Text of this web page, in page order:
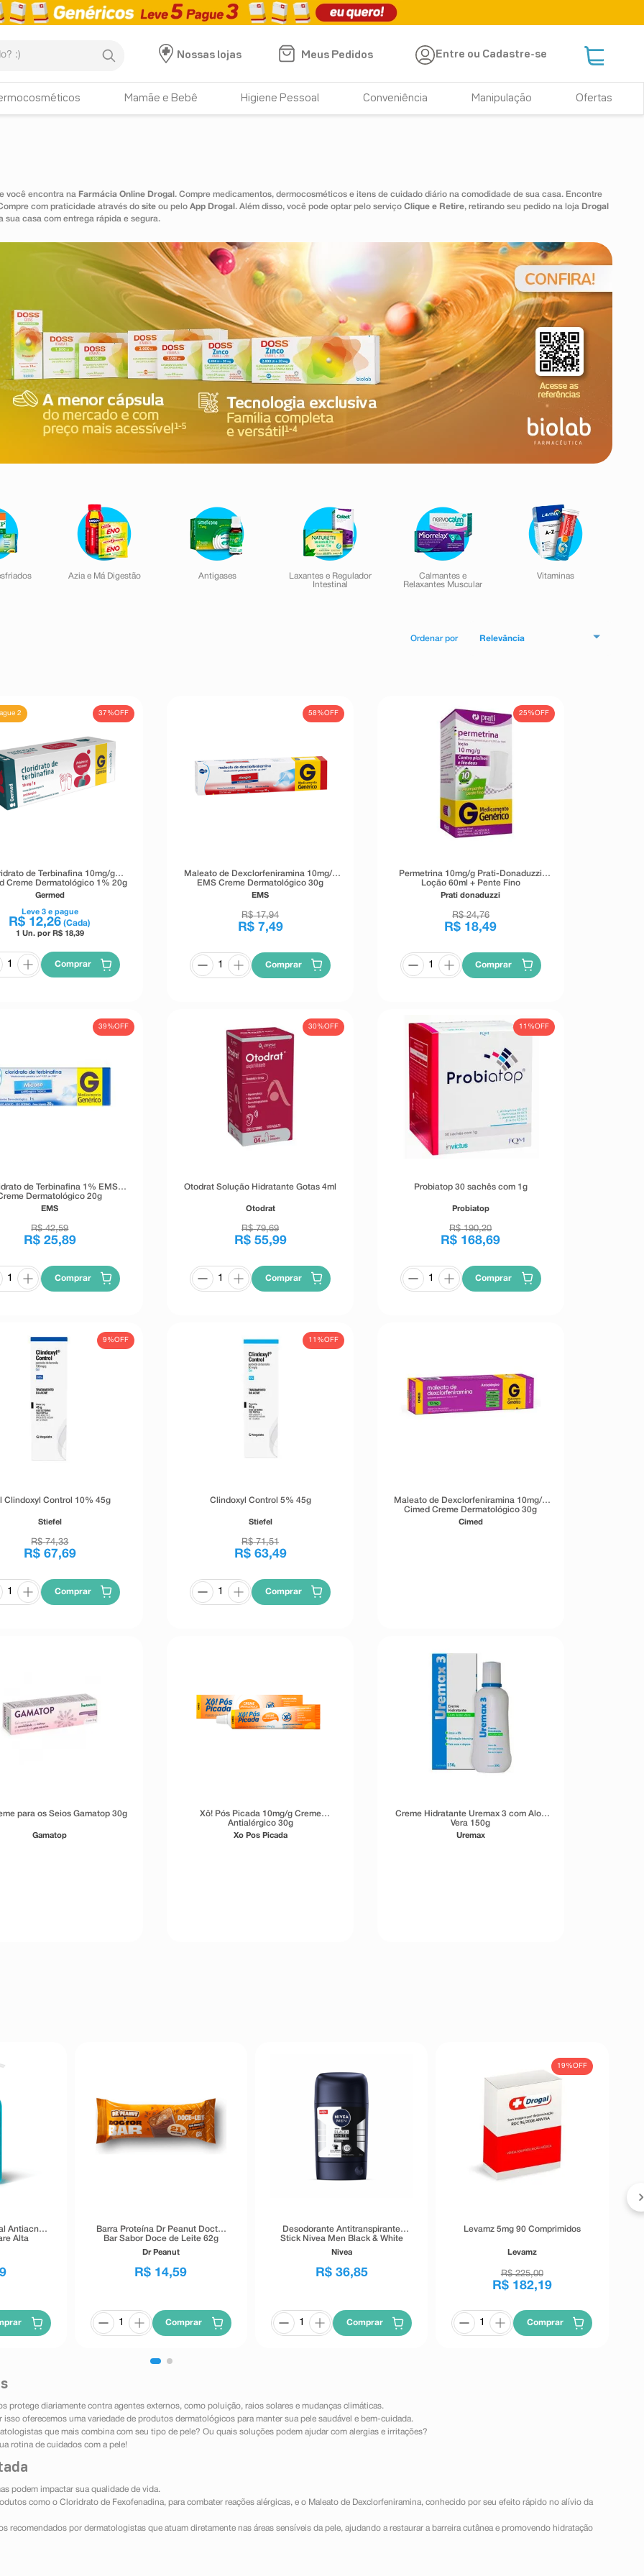
Nossas lojas
Meus Pedidos Entre ou Cadastre-se
Mamãe e Bebê Higiene Pessoal Conveniência Manipulação Ofertas
você encontra na Farmácia Online Drogal . Compre medicamentos, dermocosméticos e itens de cuidado diário na comodidade de sua casa. Encontre
com praticidade através do site ou pelo App Drogal . Além disso, você pode optar pelo serviço Clique e Retire, retirando seu pedido na loja Drogal
sua casa com entrega rápida e segura.
Azia e Má Digestão Antigases
Laxantes e Regulador
Intestinal
Calmantes e
Relaxantes Muscular
Vitaminas
Relevância
2 37%OFF
de Terbinafina 10mg/g
Creme Dermatológico 1% 20g
Germed
Leve 3e pague
R$ 12,26 (Cada)
1 Un. por R$ 18,39
Comprar
58%OFF
Maleato de Dexclorfeniramina 10mg/g
EMS Creme Dermatológico 30g
EMS
R$ 17,94
R$ 7,49
Comprar
25%OFF
Permetrina 10mg/g Prati-Donaduzzi
Loção 60ml + Pente Fino
Prati donaduzzi
R$ 24,76
R$ 18,49
Comprar
39%OFF
de Terbinafina 1% EMS
Dermatológico 20g
EMS
R$ 42,59
R$ 25,89
Comprar
30%OFF
Otodrat Solução Hidratante Gotas 4ml
Otodrat
R$ 79,69
R$ 55,99
Comprar
11%OFF
Probiatop 30 sachês com 1g
Probiatop
R$ 190,20
R$ 168,69
Comprar
9%OFF
Clindoxyl Control 10% 45g
Stiefel
R$ 74,33
R$ 67,69
Comprar
11%OFF
Clindoxyl Control 5% 45g
Stiefel
R$ 71,51
R$ 63,49
Comprar
Maleato de Dexclorfeniramina 10mg/g
Cimed Creme Dermatológico 30g
Cimed
para os Seios Gamatop 30g
Gamatop
Xô! Pós Picada 10mg/g Creme
Antialérgico 30g
Xo Pos Picada
Creme Hidratante Uremax 3 com Aloe
Vera 150g
Uremax
Antiacne
Alta
Barra Proteína Dr Peanut Doctor
Bar Sabor Doce de Leite 62g
Dr Peanut
R$ 14,59
Comprar
Desodorante Antitranspirante
Stick Nivea Men Black & White
Invisible 72h 54g
Nivea
R$ 36,85
Comprar
19%OFF
Levamz 5mg 90 Comprimidos
Levamz
R$ 225,00
R$ 182,19
Comprar
protege diariamente contra agentes externos, como poluição, raios solares e mudanças climáticas.
oferecemos uma variedade de produtos dermatológicos para manter sua pele saudável e bem-cuidada.
que mais combina com seu tipo de pele? Ou quais soluções podem ajudar com alergias e irritações?
rotina de cuidados com a pele!
podem impactar sua qualidade de vida.
como o Cloridrato de Fexofenadina, para combater reações alérgicas, e o Maleato de Dexclorfeniramina, conhecido por seu efeito rápido no alívio da
por dermatologistas que atuam diretamente nas áreas sensíveis da pele, ajudando a restaurar a barreira cutânea e promovendo hidratação